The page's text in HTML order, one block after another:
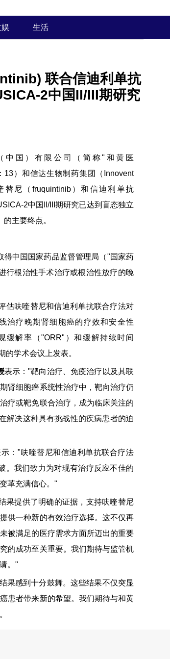
生活
联合信迪利单抗
2中国II/III期研究
中国）有限公司（简称" 和黄医
）和信达生物制药集团（Innovent
尼（fruquintinib）和信迪利单抗
2中国II/III期研究已达到盲态独立
主要终点。
中国国家药品监督管理局（"国家药
行根治性手术治疗或根治性放疗的晚
估呋喹替尼和信迪利单抗联合疗法对
治疗晚期肾细胞癌的疗效和安全性
缓解率（"ORR"）和缓解持续时间
的学术会议上发表。
表示："靶向治疗、免疫治疗以及其联
肾细胞癌系统性治疗中，靶向治疗仍
疗或靶免联合治疗，成为临床关注的
解决这种具有挑战性的疾病患者的迫
："呋喹替尼和信迪利单抗联合疗法
。我们致力为对现有治疗反应不佳的
革充满信心。"
果提供了明确的证据，支持呋喹替尼
供一种新的有效治疗选择。这不仅再
被满足的医疗需求方面所迈出的重要
的成功至关重要。我们期待与监管机
。"
果感到十分鼓舞。这些结果不仅突显
患者带来新的希望。我们期待与和黄